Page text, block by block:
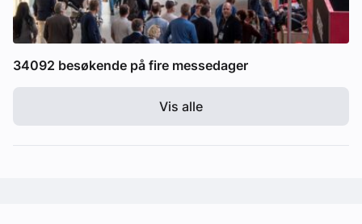
34092 besøkende på fire messedager
Vis alle